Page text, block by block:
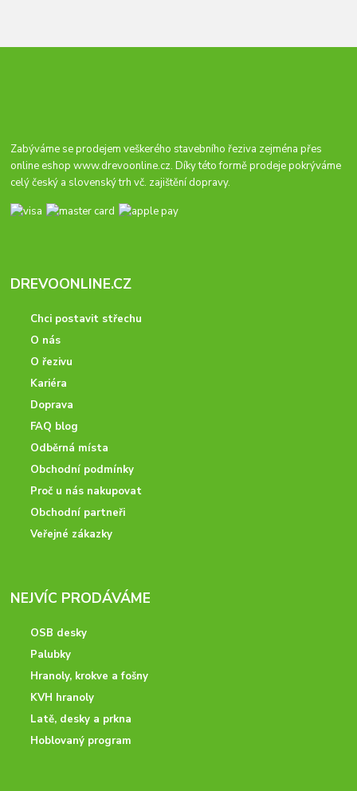
Zabýváme se prodejem veškerého stavebního řeziva zejména přes
online eshopwww.drevoonline.cz. Díky této formě prodeje pokrýváme
celý český a slovenský trh vč. zajištění dopravy.
DREVOONLINE.CZ
Chci postavit střechu
O nás
O řezivu
Kariéra
Doprava
FAQ blog
Odběrná místa
Obchodní podmínky
Proč u nás nakupovat
Obchodní partneři
Veřejné zákazky
NEJVÍC PRODÁVÁME
OSB desky
Palubky
Hranoly, krokve a fošny
KVH hranoly
Latě, desky a prkna
Hoblovaný program